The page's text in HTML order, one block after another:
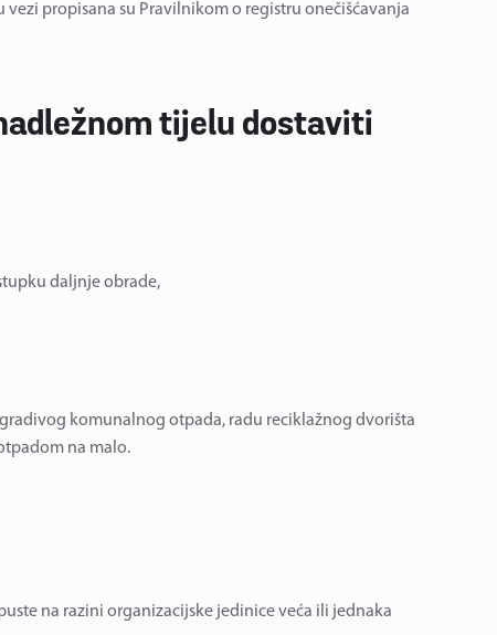
propisana su Pravilnikom o registru onečišćavanja
tijelu dostaviti
daljnje obrade,
komunalnog otpada, radu reciklažnog dvorišta
na malo.
na razini organizacijske jedinice veća ili jednaka